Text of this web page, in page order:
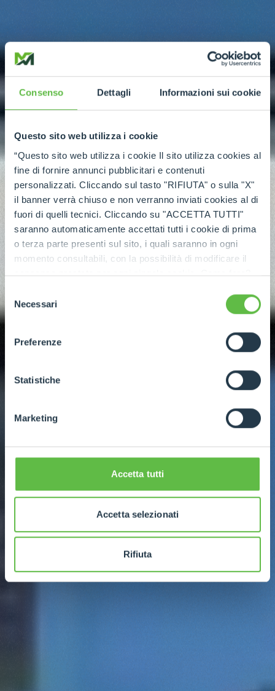
Consenso Dettagli Informazioni sui cookie
Questo sito web utilizza i cookie
“Questo sito web utilizza i cookie Il sito utilizza cookies al
fine di fornire annunci pubblicitari e contenuti
personalizzati. Cliccando sul tasto "RIFIUTA" o sulla "X"
il banner verrà chiuso e non verranno inviati cookies al di
fuori di quelli tecnici. Cliccando su "ACCETTA TUTTI"
saranno automaticamente accettati tutti i cookie di prima
o terza parte presenti sul sito, i quali saranno in ogni
momento consultabili, con la possibilità di modificare il
consenso prestato per ogni singolo cookie. Come fare?
ogni pagina, selezionare "Modifichi il suo consenso" e
dell'informativa completa nel footer presente in ogni
pagina. Per esercitare i diritti riconosciuti all'interessato ai
GDPR abbiamo predisposto una
apposita procedura.
del
consenso
Necessari
Preferenze
Statistiche
Marketing
Accetta tutti
Accetta selezionati
Rifiuta